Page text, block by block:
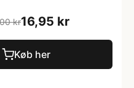
kr16,95 kr
Køb her